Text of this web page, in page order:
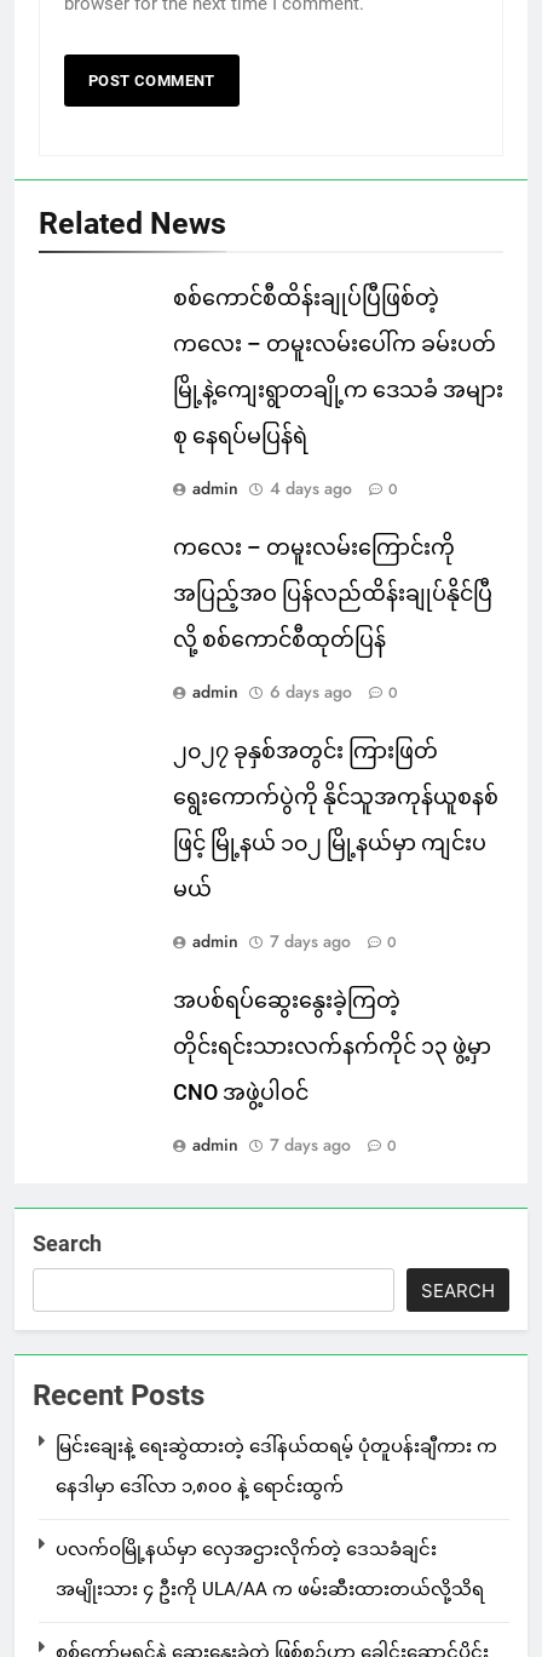
Related News
စစ်ကောင်စီထိန်းချုပ်ပြီဖြစ်တဲ့
ကလေး – တမူးလမ်းပေါ်က ခမ်းပတ်
မြို့နဲ့ကျေးရွာတချို့က ဒေသခံ အများ
စု နေရပ်မပြန်ရဲ
admin 4 days ago 0
ကလေး – တမူးလမ်းကြောင်းကို
အပြည့်အဝ ပြန်လည်ထိန်းချုပ်နိုင်ပြီ
လို့ စစ်ကောင်စီထုတ်ပြန်
admin 6 days ago 0
၂၀၂၇ ခုနှစ်အတွင်း ကြားဖြတ်
ရွေးကောက်ပွဲကို နိုင်သူအကုန်ယူစနစ်
ဖြင့် မြို့နယ် ၁၀၂ မြို့နယ်မှာ ကျင်းပ
မယ်
admin 7 days ago 0
အပစ်ရပ်ဆွေးနွေးခဲ့ကြတဲ့
တိုင်းရင်းသားလက်နက်ကိုင် ၁၃ ဖွဲ့မှာ
CNO အဖွဲ့ပါဝင်
admin 7 days ago 0
Search
SEARCH
Recent Posts
မြင်းချေးနဲ့ ရေးဆွဲထားတဲ့ ဒေါ်နယ်ထရမ့် ပုံတူပန်းချီကား က
နေဒါမှာ ဒေါ်လာ ၁,၈၀၀ နဲ့ ရောင်းထွက်
ပလက်ဝမြို့နယ်မှာ လှေအဌားလိုက်တဲ့ ဒေသခံချင်း
အမျိုးသား ၄ ဦးကို ULA/AA က ဖမ်းဆီးထားတယ်လို့သိရ
စစ်ကော်မရှင်နဲ့ ဆွေးနွေးခဲ့တဲ့ ဖြစ်စဉ်ဟာ ခေါင်းဆောင်ပိုင်း